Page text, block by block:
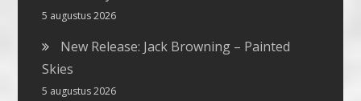
5 augustus 2026
New Release: Jack Browning – Painted
Skies
5 augustus 2026